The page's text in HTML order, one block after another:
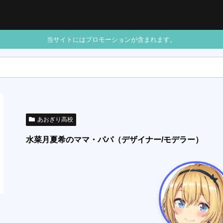
当サイトにはプロモーションが含まれます。
あおぎり高校
水菜月夏希のママ・パパ（デザイナー/モデラー）